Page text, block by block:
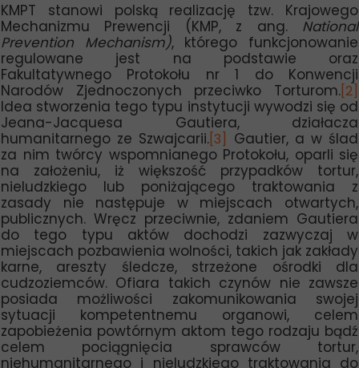
KMPT stanowi polską realizację tzw. Krajowego
Mechanizmu Prewencji (KMP, z ang. National
Prevention Mechanism), którego funkcjonowanie
regulowane jest na podstawie oraz
Fakultatywnego Protokołu nr 1 do Konwencji
Narodów Zjednoczonych przeciwko Torturom. [2]
Idea stworzenia tego typu instytucji wywodzi się od
Jeana-Jacquesa Gautiera, działacza
humanitarnego ze Szwajcarii. [3]
Gautier, a w ślad
za nim twórcy wspomnianego Protokołu, oparli się
na założeniu, iż większość przypadków tortur,
nieludzkiego lub poniżającego traktowania z
zasady nie następuje w miejscach otwartych,
publicznych. Wręcz przeciwnie, zdaniem Gautiera
do tego typu aktów dochodzi zazwyczaj w
miejscach pozbawienia wolności, takich jak zakłady
karne, areszty śledcze, strzeżone ośrodki dla
cudzoziemców. Ofiara takich czynów nie zawsze
posiada możliwości zakomunikowania swojej
sytuacji kompetentnemu organowi, celem
zapobieżenia powtórnym aktom tego rodzaju bądź
celem pociągnięcia sprawców tortur,
niehumanitarnego i nieludzkiego traktowania do